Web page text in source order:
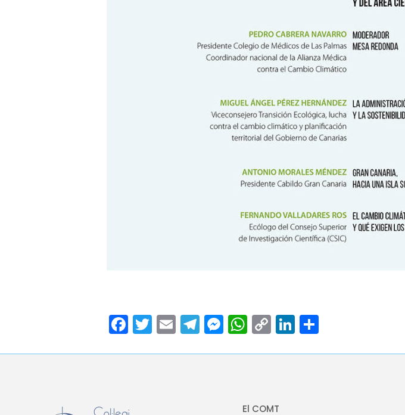
Facebook
Twitter
EmailTelegram
Messenger
WhatsApp
Copy
Link
LinkedIn
Compartir
El COMT